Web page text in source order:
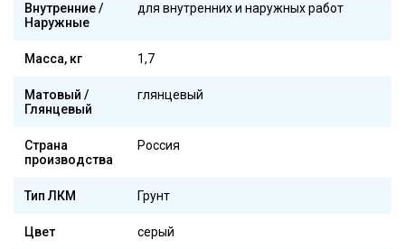
Внутренние /
Наружные
для внутренних и наружных работ
Масса, кг 1,7
Матовый /
Глянцевый
глянцевый
Страна
производства
Россия
Тип ЛКМ Грунт
Цвет серый